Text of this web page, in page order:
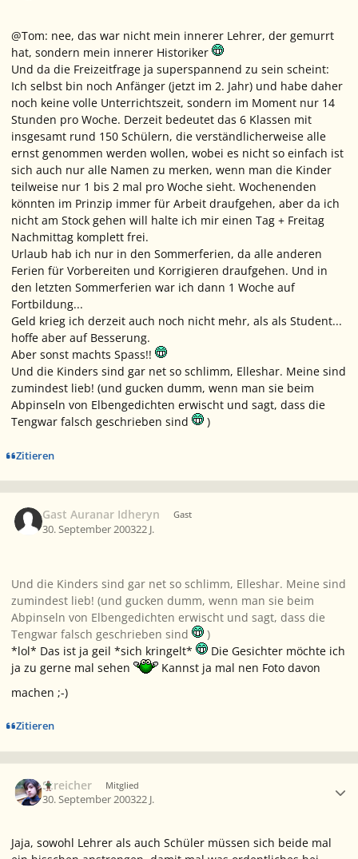
@Tom: nee, das war nicht mein innerer Lehrer, der gemurrt
hat, sondern mein innerer Historiker
Und da die Freizeitfrage ja superspannend zu sein scheint:
Ich selbst bin noch Anfänger (jetzt im 2. Jahr) und habe daher
noch keine volle Unterrichtszeit, sondern im Moment nur 14
Stunden pro Woche. Derzeit bedeutet das 6 Klassen mit
insgesamt rund 150 Schülern, die verständlicherweise alle
ernst genommen werden wollen, wobei es nicht so einfach ist
sich auch nur alle Namen zu merken, wenn man die Kinder
teilweise nur 1 bis 2 mal pro Woche sieht. Wochenenden
könnten im Prinzip immer für Arbeit draufgehen, aber da ich
nicht am Stock gehen will halte ich mir einen Tag + Freitag
Nachmittag komplett frei.
Urlaub hab ich nur in den Sommerferien, da alle anderen
Ferien für Vorbereiten und Korrigieren draufgehen. Und in
den letzten Sommerferien war ich dann 1 Woche auf
Fortbildung...
Geld krieg ich derzeit auch noch nicht mehr, als als Student...
hoffe aber auf Besserung.
Aber sonst machts Spass!!
Und die Kinders sind gar net so schlimm, Elleshar. Meine sind
zumindest lieb! (und gucken dumm, wenn man sie beim
Abpinseln von Elbengedichten erwischt und sagt, dass die
Tengwar falsch geschrieben sind
)
Zitieren
Gast Auranar Idheryn Gast
30. September 200322 J.
Und die Kinders sind gar net so schlimm, Elleshar. Meine sind
zumindest lieb! (und gucken dumm, wenn man sie beim
Abpinseln von Elbengedichten erwischt und sagt, dass die
Tengwar falsch geschrieben sind
)
*lol* Das ist ja geil *sich kringelt*
Die Gesichter möchte ich
ja zu gerne mal sehen
Kannst ja mal nen Foto davon
machen ;-)
Zitieren
Streicher Mitglied
30. September 200322 J.
Jaja, sowohl Lehrer als auch Schüler müssen sich beide mal